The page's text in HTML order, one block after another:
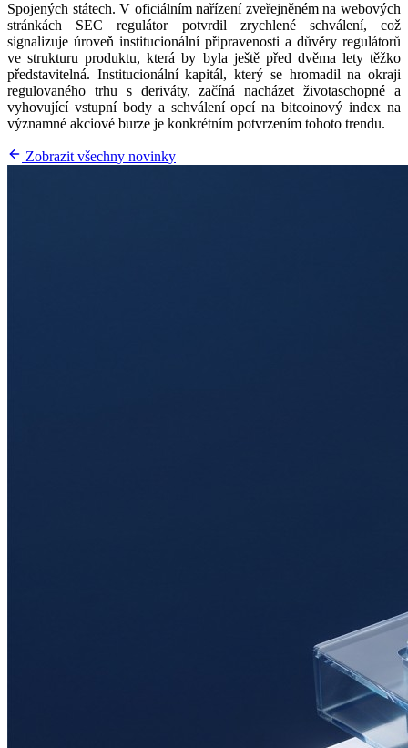
Spojených státech. V oficiálním nařízení zveřejněném na webových
stránkách SEC regulátor potvrdil zrychlené schválení, což
signalizuje úroveň institucionální připravenosti a důvěry regulátorů
ve strukturu produktu, která by byla ještě před dvěma lety těžko
představitelná. Institucionální kapitál, který se hromadil na okraji
regulovaného trhu s deriváty, začíná nacházet životaschopné a
vyhovující vstupní body a schválení opcí na bitcoinový index na
významné akciové burze je konkrétním potvrzením tohoto trendu.
Zobrazit všechny novinky